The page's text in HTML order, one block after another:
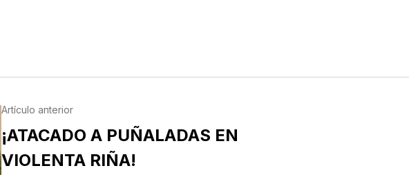
Artículo anterior
¡ATACADO A PUÑALADAS EN
VIOLENTA RIÑA!